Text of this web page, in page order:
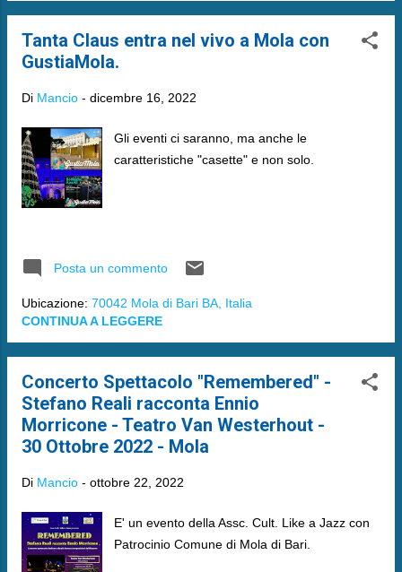
Tanta Claus entra nel vivo a Mola con
GustiaMola.
Di Mancio - dicembre 16, 2022
Gli eventi ci saranno, ma anche le
caratteristiche "casette" e non solo.
Posta un commento
Ubicazione: 70042 Mola di Bari BA, Italia
CONTINUA A LEGGERE
Concerto Spettacolo "Remembered" -
Stefano Reali racconta Ennio
Morricone - Teatro Van Westerhout -
30 Ottobre 2022 - Mola
Di Mancio - ottobre 22, 2022
E' un evento della Assc. Cult. Like a Jazz con
Patrocinio Comune di Mola di Bari.